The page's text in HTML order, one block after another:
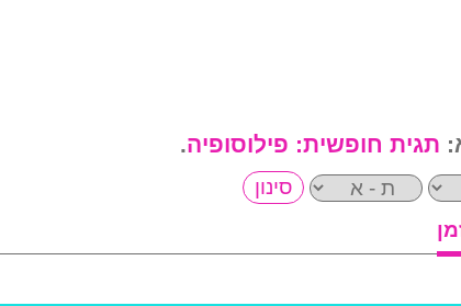
תגית חופשית: פילוסופיה.